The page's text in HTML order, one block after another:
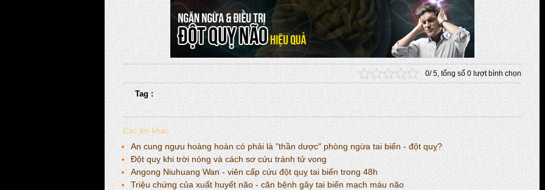
0/5 , tổng số0 lượt bình chọn
Tag :
Các tin khác
An cung ngưu hoàng hoàn có phải là "thần dược" phòng ngừa tai biến - đột quỵ?
Đột quỵ khi trời nóng và cách sơ cứu tránh tử vong
Angong Niuhuang Wan - viên cấp cứu đột quỵ tai biến trong 48h
Triệu chứng của xuất huyết não - căn bệnh gây tai biến mạch máu não